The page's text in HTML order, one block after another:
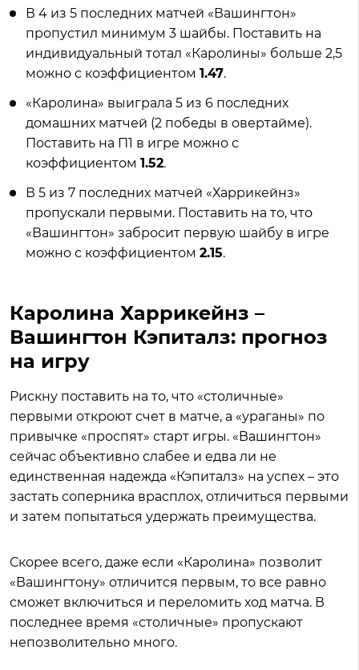
В 4 из 5 последних матчей «Вашингтон»
пропустил минимум 3 шайбы. Поставить на
индивидуальный тотал «Каролины» больше 2,5
можно с коэффициентом 1.47.
«Каролина» выиграла 5 из 6 последних
домашних матчей (2 победы в овертайме).
Поставить на П1 в игре можно с
коэффициентом 1.52.
В 5 из 7 последних матчей «Харрикейнз»
пропускали первыми. Поставить на то, что
«Вашингтон» забросит первую шайбу в игре
можно с коэффициентом 2.15.
Каролина Харрикейнз –
Вашингтон Кэпиталз: прогноз
на игру
Рискну поставить на то, что «столичные»
первыми откроют счет в матче, а «ураганы» по
привычке «проспят» старт игры. «Вашингтон»
сейчас объективно слабее и едва ли не
единственная надежда «Кэпиталз» на успех – это
застать соперника врасплох, отличиться первыми
и затем попытаться удержать преимущества.
Скорее всего, даже если «Каролина» позволит
«Вашингтону» отличится первым, то все равно
сможет включиться и переломить ход матча. В
последнее время «столичные» пропускают
непозволительно много.